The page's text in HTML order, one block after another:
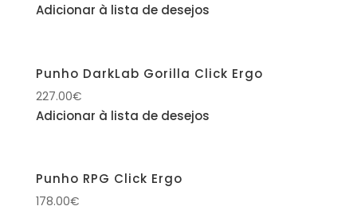
Adicionar à lista de desejos
Punho DarkLab Gorilla Click Ergo
227.00€
Adicionar à lista de desejos
Punho RPG Click Ergo
178.00€